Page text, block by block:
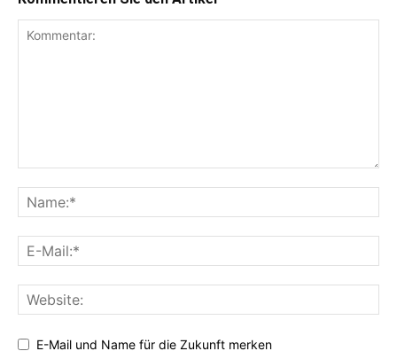
E-Mail und Name für die Zukunft merken